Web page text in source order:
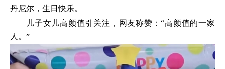
丹尼尔，生日快乐。
儿子女儿高颜值引关注，网友称赞：“高颜值的一家
人。”